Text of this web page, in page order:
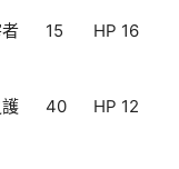
15 HP 16
40 HP 12